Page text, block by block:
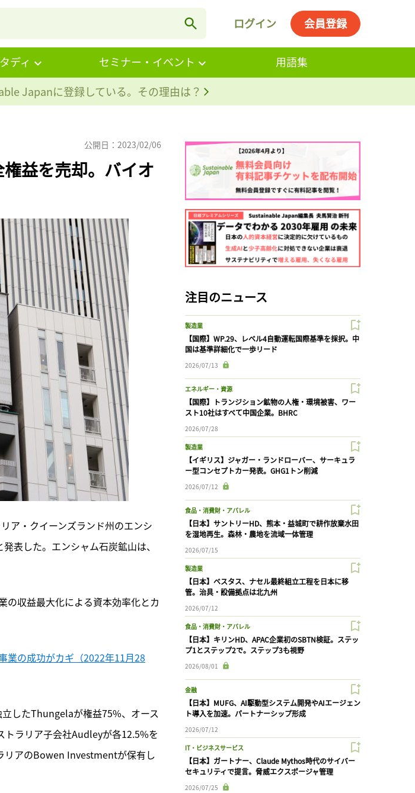
ログイン 会員登録
ディ セミナー・イベント
用語集
Japanに登録している。その理由は？
公開日：2023/02/06
益を売却。バイオ
ア・クイーンズランド州のエンシ
表した。エンシャム石炭鉱山は、
の収益最大化による資本効率化とカ
業の成功がカギ（2022年11月28
したThungelaが権益75%、オース
ラリア子会社Audleyが各12.5%を
リアのBowen Investmentが保有し
注目のニュース
製造業
【国際】WP.29、レベル4自動運転国際基準を採択。中
国は基準詳細化で一歩リード
2026/07/13
エネルギー・資源
【国際】トランジション鉱物の人権・環境被害、ワー
スト10社はすべて中国企業。BHRC
2026/07/28
製造業
【イギリス】ジャガー・ランドローバー、サーキュラ
ー型コンセプトカー発表。GHG1トン削減
2026/07/12
食品・消費財・アパレル
【日本】サントリーHD、熊本・益城町で耕作放棄水田
を湿地再生。森林・農地を流域一体管理
2026/07/15
製造業
【日本】ベスタス、ナセル最終組立工程を日本に移
管。治具・設備拠点は北九州
2026/07/12
食品・消費財・アパレル
【日本】キリンHD、APAC企業初のSBTN検証。ステッ
プ1とステップ2で。ステップ3も視野
2026/08/01
金融
【日本】MUFG、AI駆動型システム開発やAIエージェン
ト導入を加速。パートナーシップ形成
2026/07/12
IT・ビジネスサービス
【日本】ガートナー、Claude Mythos時代のサイバー
セキュリティで提言。脅威エクスポージャ管理
2026/07/25